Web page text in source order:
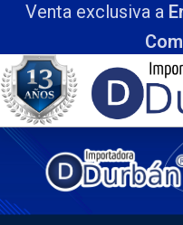
Venta exclusiva a